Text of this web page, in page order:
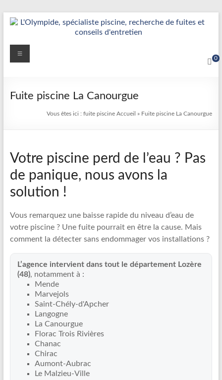
Aller
au
Détection
Réparation
Fuite
L’Olympide
—
Expert
France
Recherche
de
fuite
piscine
partout
réparation
canalisations
0
Menu
Fuite piscine La Canourgue
Vous êtes ici : fuite piscineAccueil » Fuite piscine La Canourgue
Votre piscine perd de l’eau ? Pas
de panique, nous avons la
solution !
Vous remarquez une baisse rapide du niveau d’eau de
votre piscine ? Une fuite pourrait en être la cause. Mais
comment la détecter sans endommager vos installations ?
L’agence intervient dans tout le département Lozère
(48), notamment à :
Mende
Marvejols
Saint-Chély-d'Apcher
Langogne
La Canourgue
Florac Trois Rivières
Chanac
Chirac
Aumont-Aubrac
Le Malzieu-Ville